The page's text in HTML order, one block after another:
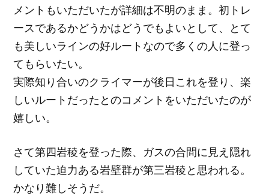
メントもいただいたが詳細は不明のまま。初トレ
ースであるかどうかはどうでもよいとして、とて
も美しいラインの好ルートなので多くの人に登っ
てもらいたい。
実際知り合いのクライマーが後日これを登り、楽
しいルートだったとのコメントをいただいたのが
嬉しい。
さて第四岩稜を登った際、ガスの合間に見え隠れ
していた迫力ある岩壁群が第三岩稜と思われる。
かなり難しそうだ。